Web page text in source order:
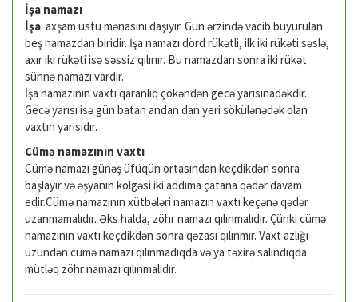
İşa namazı
İşa: axşam üstü mənasını daşıyır. Gün ərzində vacib buyurulan
beş namazdan biridir. İşa namazı dörd rükətli, ilk iki rükəti səslə,
axır iki rükəti isə səssiz qılınır. Bu namazdan sonra iki rükət
sünnə namazı vardır.
İşa namazının vaxtı qaranlıq çökəndən gecə yarısınadəkdir.
Gecə yarısı isə gün batan andan dan yeri sökülənədək olan
vaxtın yarısıdır.
Cümə namazının vaxtı
Cümə namazı günəş üfüqün ortasından keçdikdən sonra
başlayır və əşyanın kölgəsi iki addıma çatana qədər davam
edir.Cümə namazının xütbələri namazın vaxtı keçənə qədər
uzanmamalıdır. Əks halda, zöhr namazı qılınmalıdır. Çünki cümə
namazının vaxtı keçdikdən sonra qəzası qılınmır. Vaxt azlığı
üzündən cümə namazı qılınmadıqda və ya təxirə salındıqda
mütləq zöhr namazı qılınmalıdır.